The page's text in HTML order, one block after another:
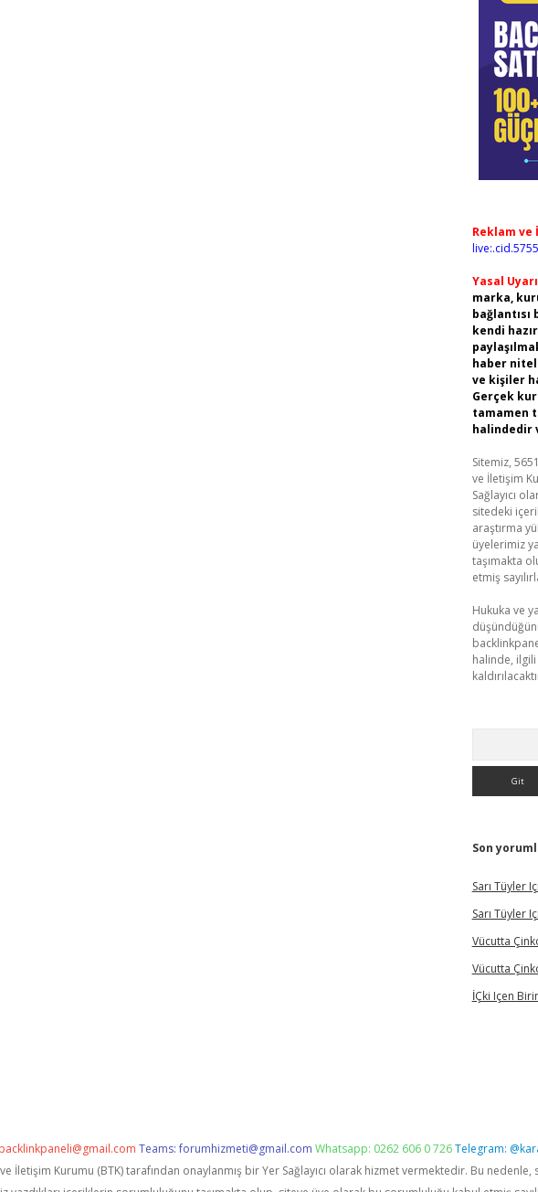
Reklam ve
Yasal
marka,
kendi
haber
ve kişiler
Gerçek
tamamen
halindedir
Sitemiz,
ve İletişim
Sağlayıcı
sitedeki
araştırma
üyelerimiz
taşımakta
etmiş
Hukuka ve
halinde,
Son
Sarı Tüyler
Sarı Tüyler
Vücutta
Vücutta
İÇki Içen
backlinkpaneli@gmail.com Teams:forumhizmeti@gmail.com Whatsapp: 0262 606 0 726Telegram:
İletişim Kurumu (BTK) tarafından onaylanmış bir Yer Sağlayıcı olarak hizmet vermektedir. Bu